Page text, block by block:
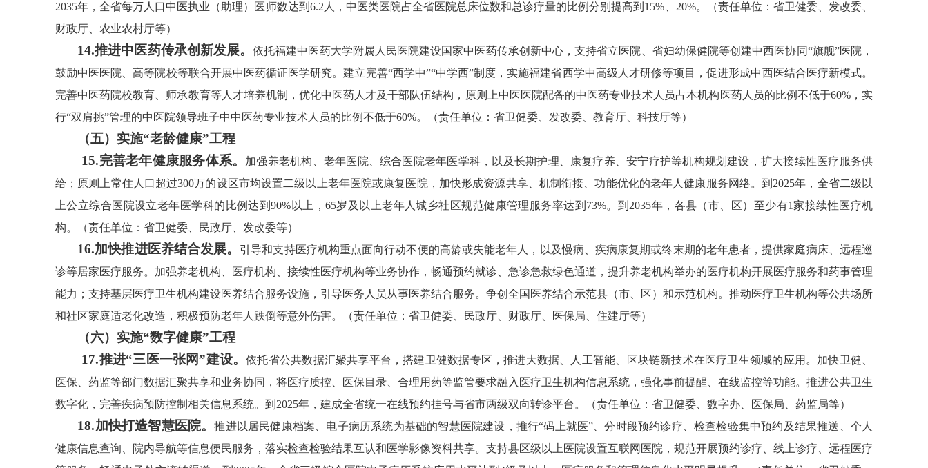
2035年，全省每万人口中医执业（助理）医师数达到6.2人，中医类医院占全省医院总床位数和总诊疗量的比例分别提高到15%、20%。（责任单位：省卫健委、发改委、
财政厅、农业农村厅等）
14.推进中医药传承创新发展。依托福建中医药大学附属人民医院建设国家中医药传承创新中心，支持省立医院、省妇幼保健院等创建中西医协同“旗舰”医院，
鼓励中医医院、高等院校等联合开展中医药循证医学研究。建立完善“西学中”“中学西”制度，实施福建省西学中高级人才研修等项目，促进形成中西医结合医疗新模式。
完善中医药院校教育、师承教育等人才培养机制，优化中医药人才及干部队伍结构，原则上中医医院配备的中医药专业技术人员占本机构医药人员的比例不低于60%，实
行“双肩挑”管理的中医院领导班子中中医药专业技术人员的比例不低于60%。（责任单位：省卫健委、发改委、教育厅、科技厅等）
（五）实施“老龄健康”工程
15.完善老年健康服务体系。
加强养老机构、老年医院、综合医院老年医学科，以及长期护理、康复疗养、安宁疗护等机构规划建设，扩大接续性医疗服务供
给；原则上常住人口超过300万的设区市均设置二级以上老年医院或康复医院，加快形成资源共享、机制衔接、功能优化的老年人健康服务网络。到2025年，全省二级以
上公立综合医院设立老年医学科的比例达到90%以上，65岁及以上老年人城乡社区规范健康管理服务率达到73%。到2035年，各县（市、区）至少有1家接续性医疗机
构。（责任单位：省卫健委、民政厅、发改委等）
16.加快推进医养结合发展。
引导和支持医疗机构重点面向行动不便的高龄或失能老年人，以及慢病、疾病康复期或终末期的老年患者，提供家庭病床、远程巡
诊等居家医疗服务。加强养老机构、医疗机构、接续性医疗机构等业务协作，畅通预约就诊、急诊急救绿色通道，提升养老机构举办的医疗机构开展医疗服务和药事管理
能力；支持基层医疗卫生机构建设医养结合服务设施，引导医务人员从事医养结合服务。争创全国医养结合示范县（市、区）和示范机构。推动医疗卫生机构等公共场所
和社区家庭适老化改造，积极预防老年人跌倒等意外伤害。（责任单位：省卫健委、民政厅、财政厅、医保局、住建厅等）
（六）实施“数字健康”工程
17.推进“三医一张网”建设。依托省公共数据汇聚共享平台，搭建卫健数据专区，推进大数据、人工智能、区块链新技术在医疗卫生领域的应用。加快卫健、
医保、药监等部门数据汇聚共享和业务协同，将医疗质控、医保目录、合理用药等监管要求融入医疗卫生机构信息系统，强化事前提醒、在线监控等功能。推进公共卫生
数字化，完善疾病预防控制相关信息系统。到2025年，建成全省统一在线预约挂号与省市两级双向转诊平台。（责任单位：省卫健委、数字办、医保局、药监局等）
18.加快打造智慧医院。推进以居民健康档案、电子病历系统为基础的智慧医院建设，推行“码上就医”、分时段预约诊疗、检查检验集中预约及结果推送、个人
健康信息查询、院内导航等信息便民服务，落实检查检验结果互认和医学影像资料共享。支持县区级以上医院设置互联网医院，规范开展预约诊疗、线上诊疗、远程医疗